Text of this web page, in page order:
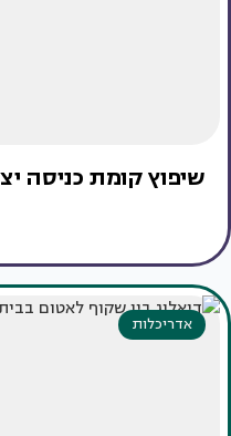
שיפוץ קומת כניסה
אדריכלות